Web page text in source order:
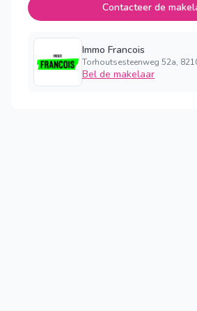
Contacteer de
Immo Francois
Torhoutsesteenweg 52a,
Bel de makelaar